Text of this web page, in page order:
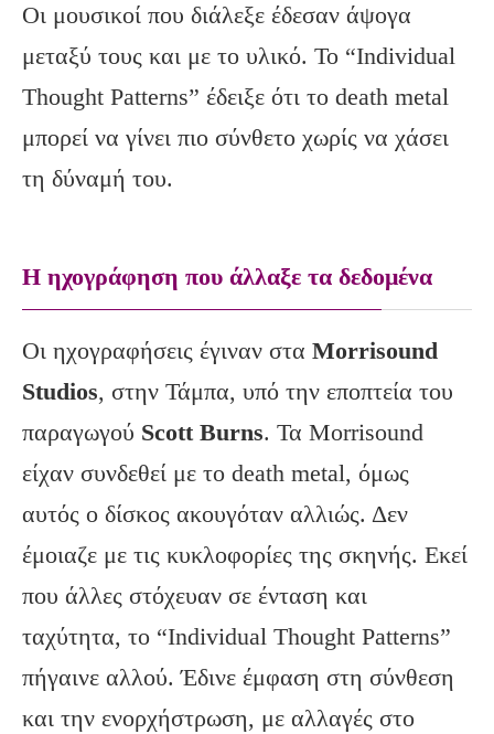
Οι μουσικοί που διάλεξε έδεσαν άψογα
μεταξύ τους και με το υλικό. Το “Individual
Thought Patterns” έδειξε ότι το death metal
μπορεί να γίνει πιο σύνθετο χωρίς να χάσει
τη δύναμή του.
Η ηχογράφηση που άλλαξε τα δεδομένα
Οι ηχογραφήσεις έγιναν στα Morrisound
Studios, στην Τάμπα, υπό την εποπτεία του
παραγωγού Scott Burns. Τα Morrisound
είχαν συνδεθεί με το death metal, όμως
αυτός ο δίσκος ακουγόταν αλλιώς. Δεν
έμοιαζε με τις κυκλοφορίες της σκηνής. Εκεί
που άλλες στόχευαν σε ένταση και
ταχύτητα, το “Individual Thought Patterns”
πήγαινε αλλού. Έδινε έμφαση στη σύνθεση
και την ενορχήστρωση, με αλλαγές στο